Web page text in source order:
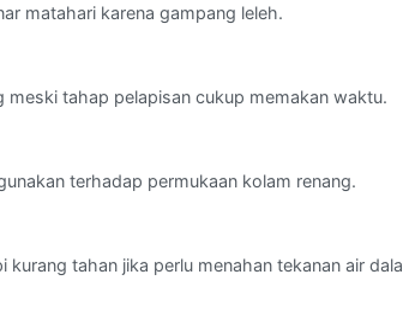
matahari karena gampang leleh.
tahap pelapisan cukup memakan waktu.
terhadap permukaan kolam renang.
tahan jika perlu menahan tekanan air